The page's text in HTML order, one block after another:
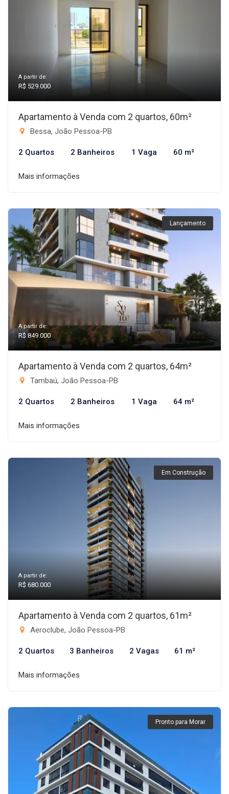
A partir de:
R$ 529.000
Apartamento à Venda com 2 quartos, 60m²
Bessa, João Pessoa-PB
2 Quartos 2 Banheiros 1 Vaga 60 m²
Mais informações
Lançamento
A partir de:
R$ 849.000
Apartamento à Venda com 2 quartos, 64m²
Tambaú, João Pessoa-PB
2 Quartos 2 Banheiros 1 Vaga 64 m²
Mais informações
Em Construção
A partir de:
R$ 680.000
Apartamento à Venda com 2 quartos, 61m²
Aeroclube, João Pessoa-PB
2 Quartos 3 Banheiros 2 Vagas 61 m²
Mais informações
Pronto para Morar